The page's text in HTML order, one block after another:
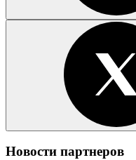
Новости партнеров